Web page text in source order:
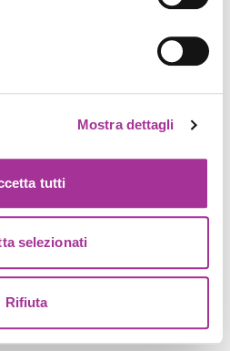
Mostra dettagli
tutti
selezionati
Rifiuta